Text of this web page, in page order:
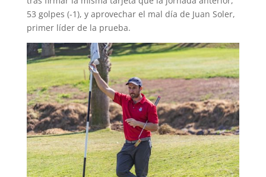
53 golpes (-1), y aprovechar el mal día de Juan Soler,
primer líder de la prueba.